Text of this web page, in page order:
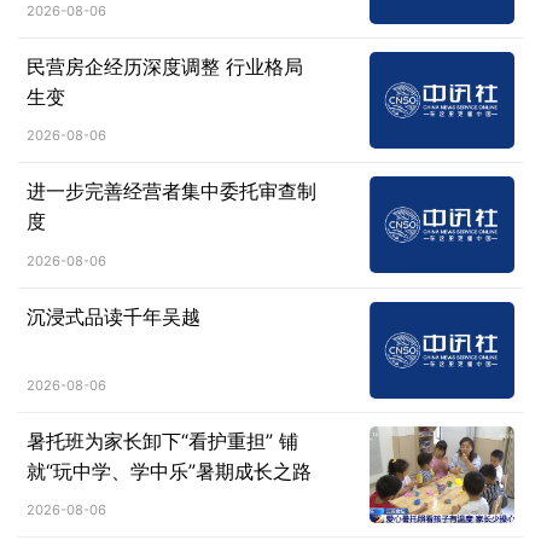
2026-08-06
民营房企经历深度调整 行业格局
生变
2026-08-06
进一步完善经营者集中委托审查制
度
2026-08-06
沉浸式品读千年吴越
2026-08-06
暑托班为家长卸下“看护重担” 铺
就“玩中学、学中乐”暑期成长之路
2026-08-06